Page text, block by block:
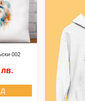
002
лв.